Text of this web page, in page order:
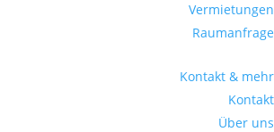
Vermietungen
Raumanfrage
Kontakt & mehr
Kontakt
Über uns